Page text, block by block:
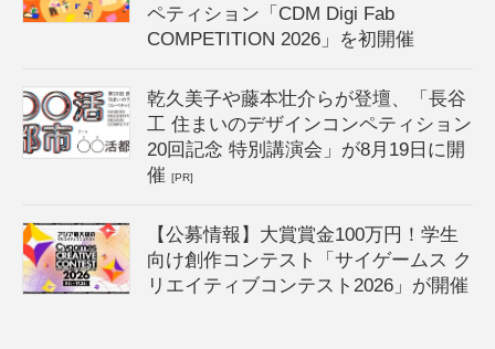
ペティション「CDM Digi Fab
COMPETITION 2026」を初開催
乾久美子や藤本壮介らが登壇、「長谷
工 住まいのデザインコンペティション
20回記念 特別講演会」が8月19日に開
催[PR]
【公募情報】大賞賞金100万円！学生
向け創作コンテスト「サイゲームス ク
リエイティブコンテスト2026」が開催